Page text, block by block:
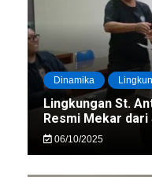
Dinamika
Lingkungan St.
Resmi Mekar
06/10/2025